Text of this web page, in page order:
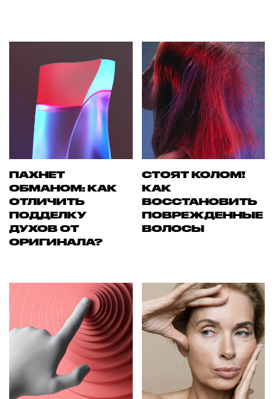
ПАХНЕТ
ОБМАНОМ: КАК
ОТЛИЧИТЬ
ПОДДЕЛКУ
ДУХОВ ОТ
ОРИГИНАЛА?
СТОЯТ КОЛОМ!
КАК
ВОССТАНОВИТЬ
ПОВРЕЖДЕННЫЕ
ВОЛОСЫ